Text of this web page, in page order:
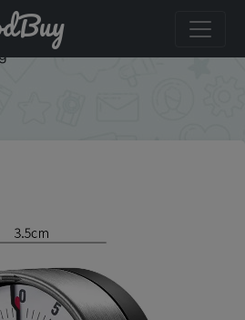
Mechanical Countdown
Baking Clock For Teaching